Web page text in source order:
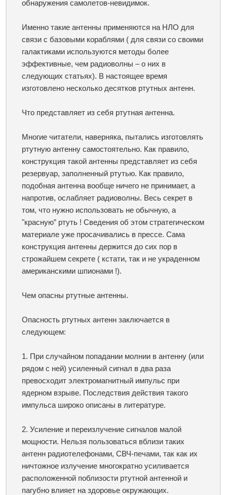
обнаружения самолетов-невидимок.
Именно такие антенны применяются на НЛО для
связи с базовыми кораблями ( для связи со своими
галактиками используются методы более
эффективные, чем радиоволны – о них в
следующих статьях). В настоящее время
изготовлено несколько десятков ртутных антенн.
Что представляет из себя ртутная антенна.
Многие читатели, наверняка, пытались изготовлять
ртутную антенну самостоятельно. Как правило,
конструкция такой антенны представляет из себя
резервуар, заполненный ртутью. Как правило,
подобная антенна вообще ничего не принимает, а
напротив, ослабляет радиоволны. Весь секрет в
том, что нужно использовать не обычную, а
"красную” ртуть ! Сведения об этом стратегическом
материале уже просачивались в прессе. Сама
конструкция антенны держится до сих пор в
строжайшем секрете ( кстати, так и не украденном
американскими шпионами !).
Чем опасны ртутные антенны.
Опасность ртутных антенн заключается в
следующем:
1. При случайном попадании молнии в антенну (или
рядом с ней) усиленный сигнал в два раза
превосходит электромагнитный импульс при
ядерном взрыве. Последствия действия такого
импульса широко описаны в литературе.
2. Усиление и переизлучение сигналов малой
мощности. Нельзя пользоваться вблизи таких
антенн радиотелефонами, СВЧ-печами, так как их
ничтожное излучение многократно усиливается
расположенной поблизости ртутной антенной и
пагубно влияет на здоровье окружающих.